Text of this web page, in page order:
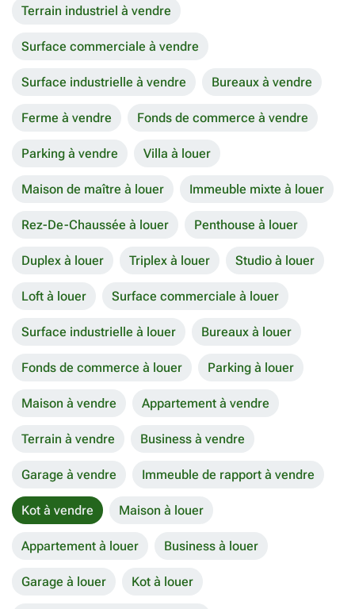
Terrain industriel à vendre
Surface commerciale à vendre
Surface industrielle à vendre Bureaux à vendre
Ferme à vendre Fonds de commerce à vendre
Parking à vendre Villa à louer
Maison de maître à louer Immeuble mixte à louer
Rez-De-Chaussée à louer Penthouse à louer
Duplex à louer Triplex à louer Studio à louer
Loft à louer Surface commerciale à louer
Surface industrielle à louer Bureaux à louer
Fonds de commerce à louer Parking à louer
Maison à vendre Appartement à vendre
Terrain à vendre Business à vendre
Garage à vendre Immeuble de rapport à vendre
Kot à vendre Maison à louer
Appartement à louer Business à louer
Garage à louer Kot à louer